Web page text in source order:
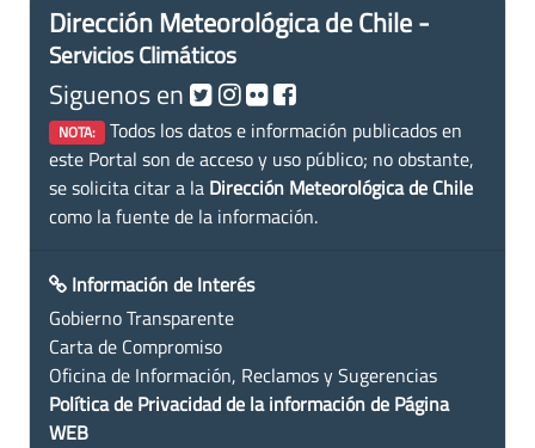
Dirección Meteorológica de Chile -
Servicios Climáticos
Siguenos en
NOTA: Todos los datos e información publicados en
este Portal son de acceso y uso público; no obstante,
se solicita citar a la Dirección Meteorológica de Chile
como la fuente de la información.
Información de Interés
Gobierno Transparente
Carta de Compromiso
Oficina de Información, Reclamos y Sugerencias
Política de Privacidad de la información de Página
WEB